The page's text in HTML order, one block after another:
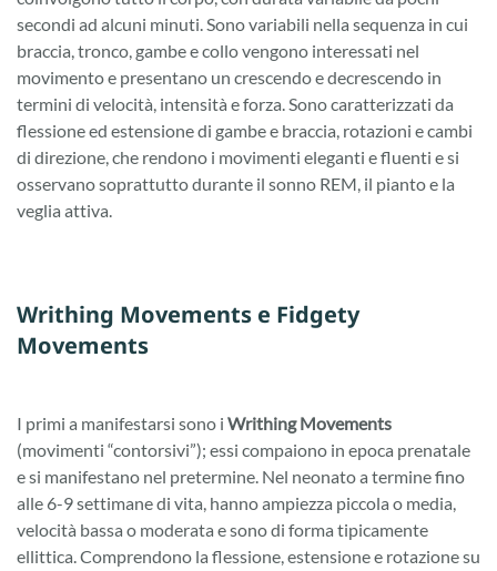
secondi ad alcuni minuti. Sono variabili nella sequenza in cui
braccia, tronco, gambe e collo vengono interessati nel
movimento e presentano un crescendo e decrescendo in
termini di velocità, intensità e forza. Sono caratterizzati da
flessione ed estensione di gambe e braccia, rotazioni e cambi
di direzione, che rendono i movimenti eleganti e fluenti e si
osservano soprattutto durante il sonno REM, il pianto e la
veglia attiva.
Writhing Movements e Fidgety
Movements
I primi a manifestarsi sono i Writhing Movements
(movimenti “contorsivi”); essi compaiono in epoca prenatale
e si manifestano nel pretermine. Nel neonato a termine fino
alle 6-9 settimane di vita, hanno ampiezza piccola o media,
velocità bassa o moderata e sono di forma tipicamente
ellittica. Comprendono la flessione, estensione e rotazione su